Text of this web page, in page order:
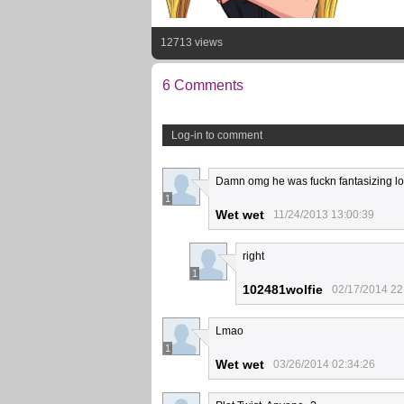
12713 views
6 Comments
Log-in to comment
1
Damn omg he was fuckn fantasizing lol
Wet wet 11/24/2013 13:00:39
1
right
102481wolfie 02/17/2014
1
Lmao
Wet wet 03/26/2014 02:34:26